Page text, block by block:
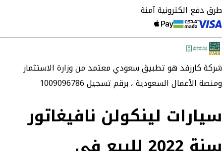
طرق دفع الكترونية آمنة
شركةكارزفدهو تطبيق سعودي معتمد من وزارة الاستثمار
ومنصة الأعمال السعودية ،برقم تسجيل 1009096786
سيارات لينكولن نافيغاتور